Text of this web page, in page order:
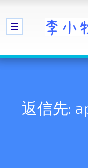
返信先: